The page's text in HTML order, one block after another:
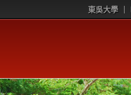
東吳大學